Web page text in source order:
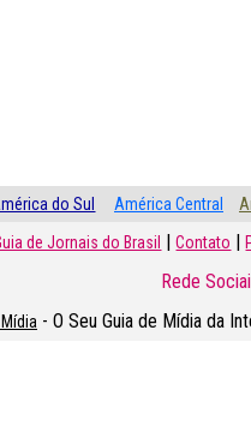
do Sul América Central
de Jornais do Brasil |Contato |
Rede
- O Seu Guia de Mídia da